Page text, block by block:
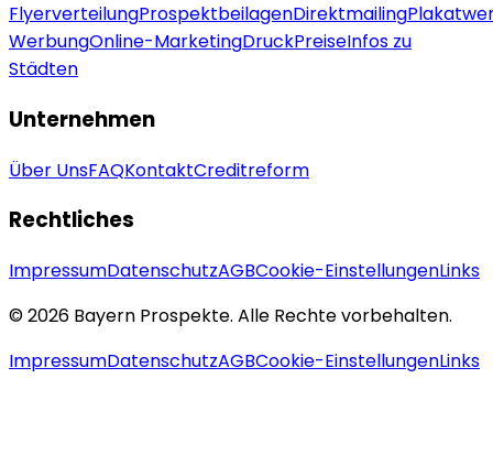
FlyerverteilungProspektbeilagenDirektmailing
WerbungOnline-MarketingDruckPreiseInfos zu
Städten
Unternehmen
Über UnsFAQKontaktCreditreform
Rechtliches
ImpressumDatenschutzAGBCookie-EinstellungenLinks
© 2026 Bayern Prospekte. Alle Rechte vorbehalten.
ImpressumDatenschutzAGBCookie-EinstellungenLinks